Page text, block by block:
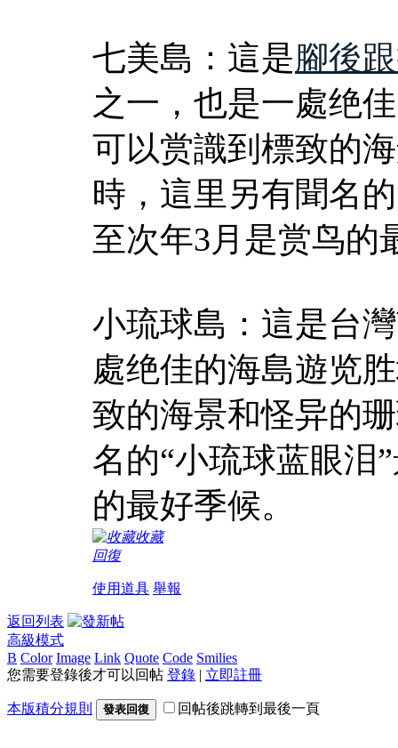
七美島：這是腳後
之一，也是一處绝
可以赏識到標致的
時，這里另有聞名
至次年3月是赏鸟的
小琉球島：這是台
處绝佳的海島遊览
致的海景和怪异的
名的“小琉球蓝眼泪
的最好季候。
收藏
回復
使用道具 舉報
返回列表
高級模式
B Color Image Link Quote Code Smilies
您需要登錄後才可以回帖 登錄 | 立即註冊
本版積分規則 發表回復 回帖後跳轉到最後一頁